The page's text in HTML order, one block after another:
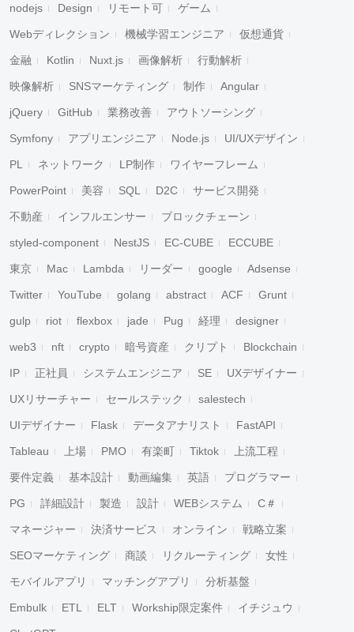
nodejs Design リモート可 ゲーム
Webディレクション 機械学習エンジニア 仮想通貨
金融 Kotlin Nuxt.js 画像解析 行動解析
映像解析 SNSマーケティング 制作 Angular
jQuery GitHub 業務改善 アウトソーシング
Symfony アプリエンジニア Node.js UI/UXデザイン
PL ネットワーク LP制作 ワイヤーフレーム
PowerPoint 美容 SQL D2C サービス開発
不動産 インフルエンサー ブロックチェーン
styled-component NestJS EC-CUBE ECCUBE
東京 Mac Lambda リーダー google Adsense
Twitter YouTube golang abstract ACF Grunt
gulp riot flexbox jade Pug 経理 designer
web3 nft crypto 暗号資産 クリプト Blockchain
IP 正社員 システムエンジニア SE UXデザイナー
UXリサーチャー セールステック salestech
UIデザイナー Flask データアナリスト FastAPI
Tableau 上場 PMO 有楽町 Tiktok 上流工程
要件定義 基本設計 動画編集 英語 プログラマー
PG 詳細設計 製造 設計 WEBシステム C＃
マネージャー 決済サービス オンライン 戦略立案
SEOマーケティング 商談 リクルーティング 女性
モバイルアプリ マッチングアプリ 分析基盤
Embulk ETL ELT Workship限定案件 イチジュウ